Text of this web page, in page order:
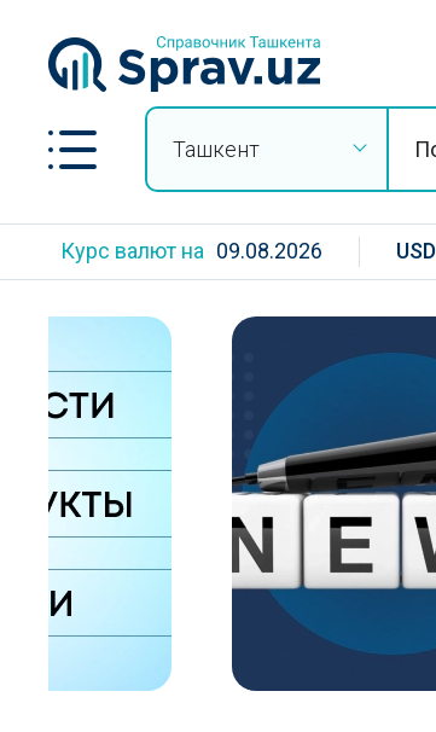
Ташкент
Курс валют на 09.08.2026 USD